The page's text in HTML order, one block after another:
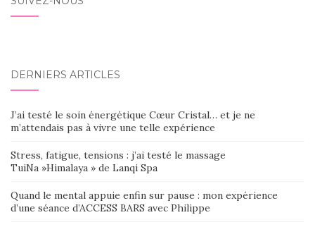
DERNIERS ARTICLES
J’ai testé le soin énergétique Cœur Cristal… et je ne
m’attendais pas à vivre une telle expérience
Stress, fatigue, tensions : j’ai testé le massage
TuiNa »Himalaya » de Lanqi Spa
Quand le mental appuie enfin sur pause : mon expérience
d’une séance d’ACCESS BARS avec Philippe